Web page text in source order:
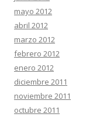
mayo 2012
abril 2012
marzo 2012
febrero 2012
enero 2012
diciembre 2011
noviembre 2011
octubre 2011